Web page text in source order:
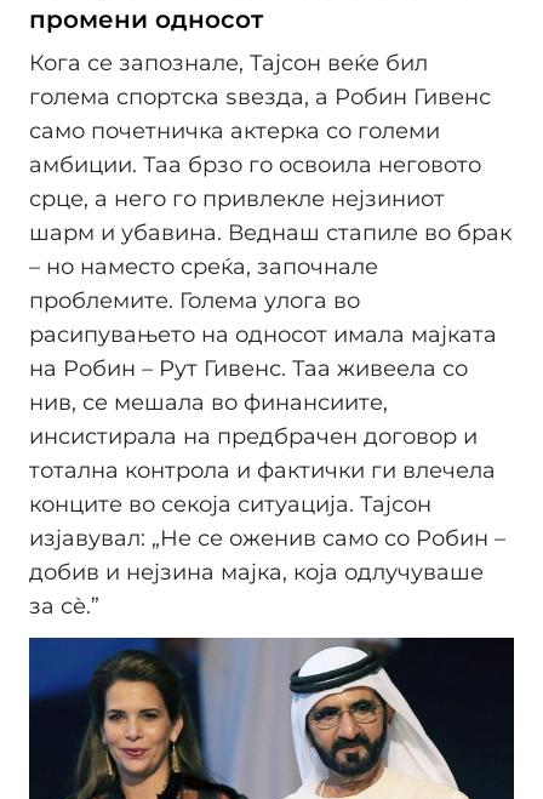
промени односот
Кога се запознале, Тајсон веќе бил
голема спортска ѕвезда, а Робин Гивенс
само почетничка актерка со големи
амбиции. Таа брзо го освоила неговото
срце, а него го привлекле нејзиниот
шарм и убавина. Веднаш стапиле во брак
– но наместо среќа, започнале
проблемите. Голема улога во
расипувањето на односот имала мајката
на Робин – Рут Гивенс. Таа живеела со
нив, се мешала во финансиите,
инсистирала на предбрачен договор и
тотална контрола и фактички ги влечела
конците во секоја ситуација. Тајсон
изјавувал: „Не се оженив само со Робин –
добив и нејзина мајка, која одлучуваше
за сѐ.”